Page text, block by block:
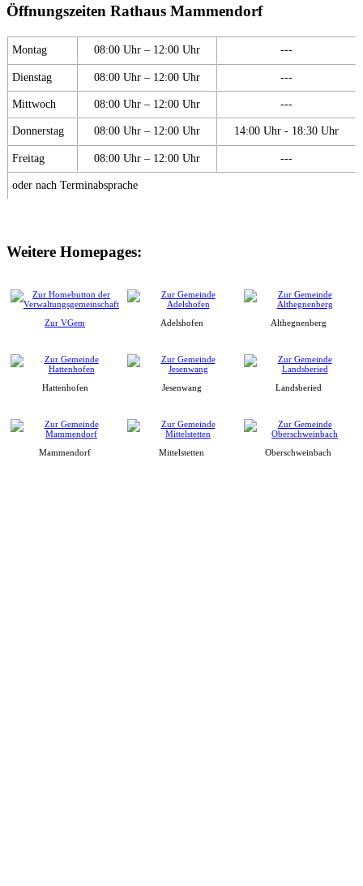
Öffnungszeiten Rathaus Mammendorf
Montag 08:00 Uhr – 12:00 Uhr ---
Dienstag 08:00 Uhr – 12:00 Uhr ---
Mittwoch 08:00 Uhr – 12:00 Uhr ---
Donnerstag 08:00 Uhr – 12:00 Uhr 14:00 Uhr - 18:30 Uhr
Freitag 08:00 Uhr – 12:00 Uhr ---
oder nach Terminabsprache
Weitere Homepages:
Zur VGem Adelshofen Althegnenberg
Hattenhofen Jesenwang Landsberied
Mammendorf Mittelstetten Oberschweinbach